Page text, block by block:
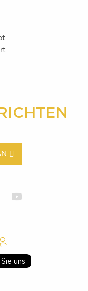
uns